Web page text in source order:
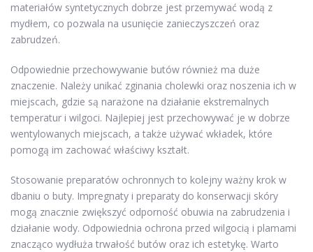
materiałów syntetycznych dobrze jest przemywać wodą z
mydłem, co pozwala na usunięcie zanieczyszczeń oraz
zabrudzeń.
Odpowiednie przechowywanie butów również ma duże
znaczenie. Należy unikać zginania cholewki oraz noszenia ich w
miejscach, gdzie są narażone na działanie ekstremalnych
temperatur i wilgoci. Najlepiej jest przechowywać je w dobrze
wentylowanych miejscach, a także używać wkładek, które
pomogą im zachować właściwy kształt.
Stosowanie preparatów ochronnych to kolejny ważny krok w
dbaniu o buty. Impregnaty i preparaty do konserwacji skóry
mogą znacznie zwiększyć odporność obuwia na zabrudzenia i
działanie wody. Odpowiednia ochrona przed wilgocią i plamami
znacząco wydłuża trwałość butów oraz ich estetykę. Warto